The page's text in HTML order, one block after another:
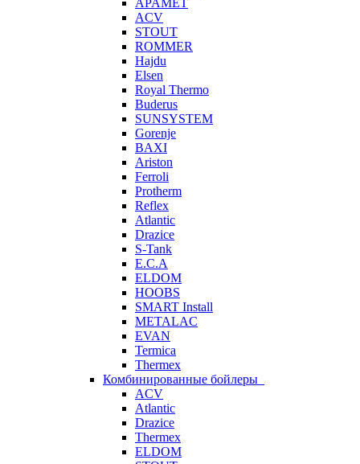
APAMET
ACV
STOUT
ROMMER
Hajdu
Elsen
Royal Thermo
Buderus
SUNSYSTEM
Gorenje
BAXI
Ariston
Ferroli
Protherm
Reflex
Atlantic
Drazice
S-Tank
E.C.A
ELDOM
HOOBS
SMART Install
METALAC
EVAN
Termica
Thermex
Комбинированные бойлеры
ACV
Atlantic
Drazice
Thermex
ELDOM